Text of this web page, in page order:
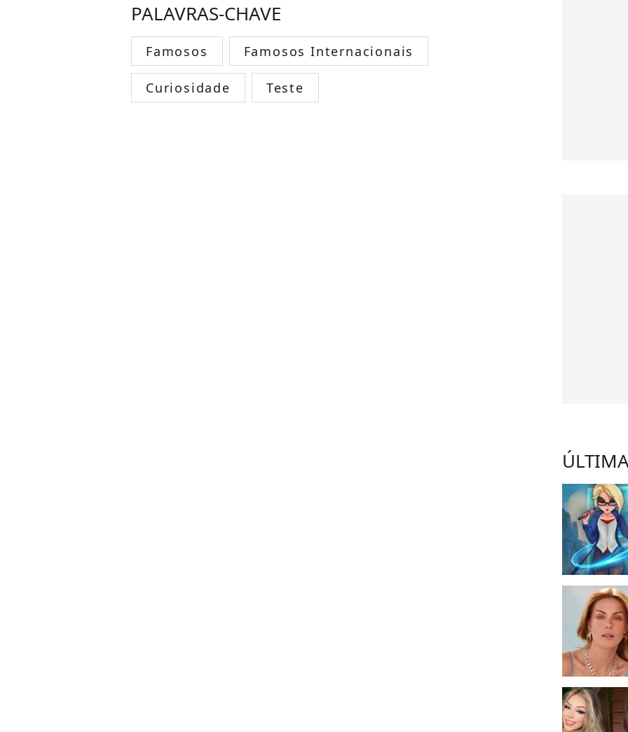
PALAVRAS-CHAVE
Famosos Famosos Internacionais
Curiosidade Teste